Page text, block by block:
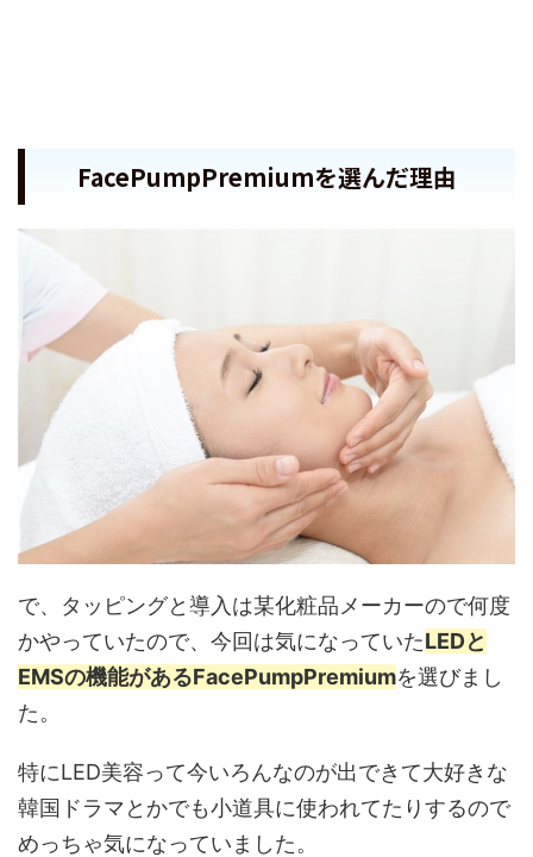
FacePumpPremiumを選んだ理由
で、タッピングと導入は某化粧品メーカーので何度
かやっていたので、今回は気になっていたLEDと
EMSの機能があるFacePumpPremiumを選びまし
た。
特にLED美容って今いろんなのが出できて大好きな
韓国ドラマとかでも小道具に使われてたりするので
めっちゃ気になっていました。